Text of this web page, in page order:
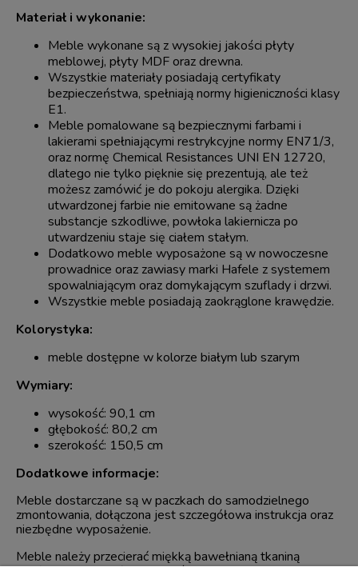
Materiał i wykonanie:
Meble wykonane są z wysokiej jakości płyty
meblowej, płyty MDF oraz drewna.
Wszystkie materiały posiadają certyfikaty
bezpieczeństwa, spełniają normy higieniczności klasy
E1.
Meble pomalowane są bezpiecznymi farbami i
lakierami spełniającymi restrykcyjne normy EN71/3,
oraz normę Chemical Resistances UNI EN 12720,
dlatego nie tylko pięknie się prezentują, ale też
możesz zamówić je do pokoju alergika. Dzięki
utwardzonej farbie nie emitowane są żadne
substancje szkodliwe, powłoka lakiernicza po
utwardzeniu staje się ciałem stałym.
Dodatkowo meble wyposażone są w nowoczesne
prowadnice oraz zawiasy marki Hafele z systemem
spowalniającym oraz domykającym szuflady i drzwi.
Wszystkie meble posiadają zaokrąglone krawędzie.
Kolorystyka:
meble dostępne w kolorze białym lub szarym
Wymiary:
wysokość: 90,1 cm
głębokość: 80,2 cm
szerokość: 150,5 cm
Dodatkowe informacje:
Meble dostarczane są w paczkach do samodzielnego
zmontowania, dołączona jest szczegółowa instrukcja oraz
niezbędne wyposażenie.
Meble należy przecierać miękką bawełnianą tkaniną